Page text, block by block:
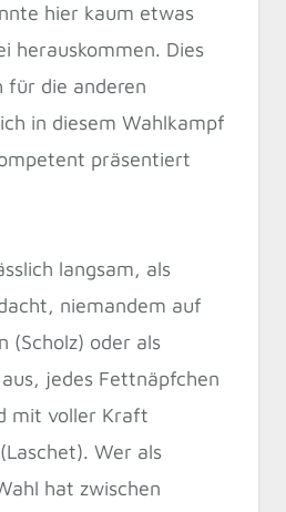
hier kaum etwas
herauskommen. Dies
für die anderen
in diesem Wahlkampf
präsentiert
langsam, als
niemandem auf
(Scholz) oder als
jedes Fettnäpfchen
mit voller Kraft
Wer als
hat zwischen